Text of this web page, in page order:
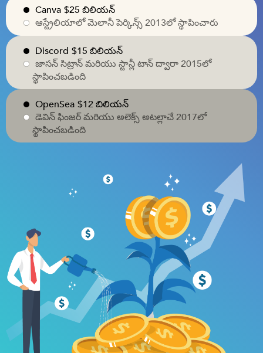
Canva $25 బిలియన్
ఆస్ట్రేలియాలో మెలానీ పెర్కిన్స్ 2013లో స్థాపించారు
Discord $15 బిలియన్
జాసన్ సిట్రాన్ మరియు స్టాన్లీ టాన్ ద్వారా 2015లో
స్థాపించబడింది
OpenSea $12 బిలియన్
డెవిన్ ఫింజర్ మరియు అలెక్స్ అటల్లాచే 2017లో
స్థాపించబడింది